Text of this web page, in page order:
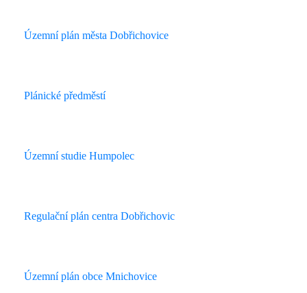
Územní plán města Dobřichovice
Plánické předměstí
Územní studie Humpolec
Regulační plán centra Dobřichovic
Územní plán obce Mnichovice